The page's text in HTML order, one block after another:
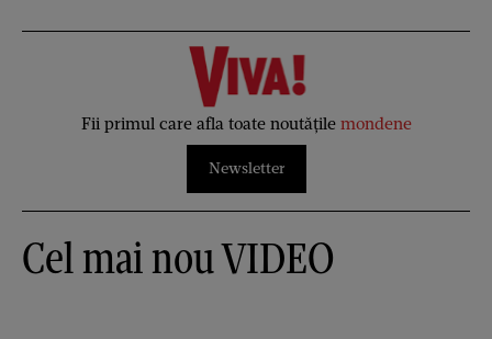
Fii primul care afla toate noutățile mondene
Newsletter
Cel mai nou VIDEO